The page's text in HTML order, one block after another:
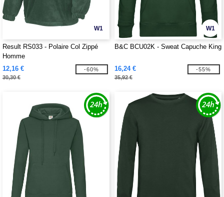
W1
Result RS033 - Polaire Col Zippé
Homme
12,16 €
30,30 €
-60%
W1
B&C BCU02K - Sweat Capuche King
16,24 €
35,92 €
-55%